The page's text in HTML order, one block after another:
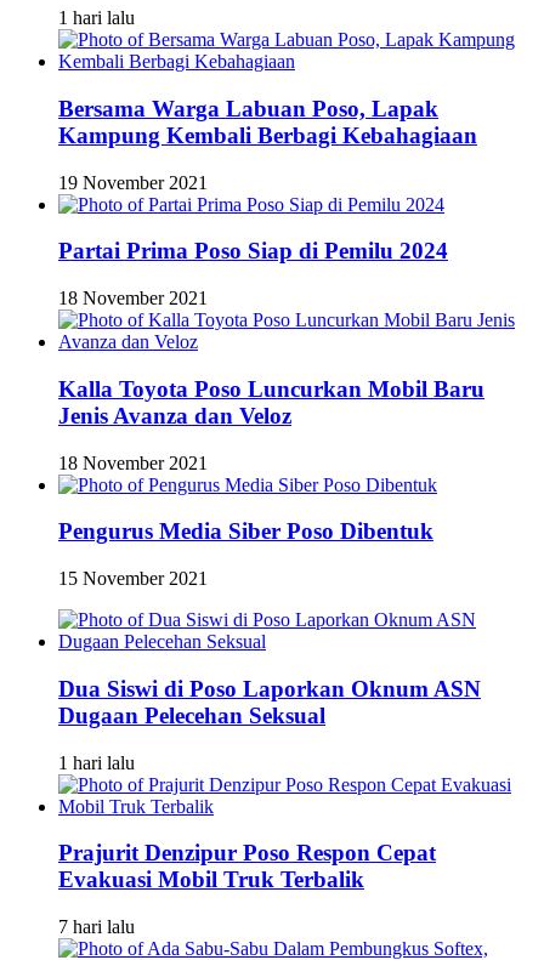
1 hari lalu
Bersama Warga Labuan Poso, Lapak
Kampung Kembali Berbagi Kebahagiaan
19 November 2021
Partai Prima Poso Siap di Pemilu 2024
18 November 2021
Kalla Toyota Poso Luncurkan Mobil Baru
Jenis Avanza dan Veloz
18 November 2021
Pengurus Media Siber Poso Dibentuk
15 November 2021
Dua Siswi di Poso Laporkan Oknum ASN
Dugaan Pelecehan Seksual
1 hari lalu
Prajurit Denzipur Poso Respon Cepat
Evakuasi Mobil Truk Terbalik
7 hari lalu